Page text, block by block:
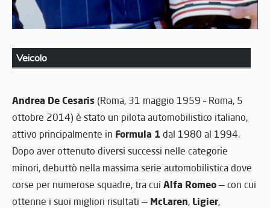
Veicolo
Andrea De Cesaris (Roma, 31 maggio 1959 – Roma, 5
ottobre 2014) è stato un pilota automobilistico italiano,
attivo principalmente in Formula 1 dal 1980 al 1994.
Dopo aver ottenuto diversi successi nelle categorie
minori, debuttò nella massima serie automobilistica dove
corse per numerose squadre, tra cui Alfa Romeo— con cui
ottenne i suoi migliori risultati — McLaren, Ligier,